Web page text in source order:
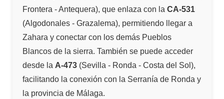
Frontera - Antequera), que enlaza con la CA-531
(Algodonales - Grazalema), permitiendo llegar a
Zahara y conectar con los demás Pueblos
Blancos de la sierra. También se puede acceder
desde la A-473 (Sevilla - Ronda - Costa del Sol),
facilitando la conexión con la Serranía de Ronda y
la provincia de Málaga.